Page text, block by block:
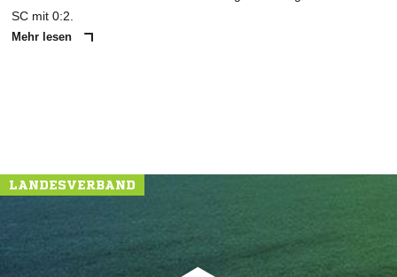
SC mit 0:2.
Mehr lesen
LANDESVERBAND